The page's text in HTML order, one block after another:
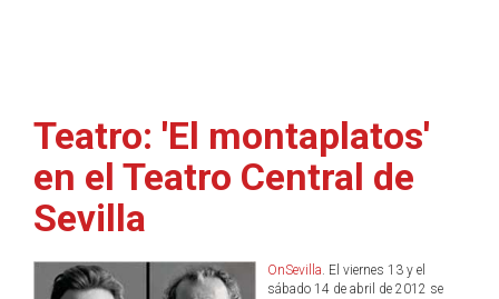
Teatro: 'El montaplatos'
en el Teatro Central de
Sevilla
OnSevilla. El viernes 13 y el
sábado 14 de abril de 2012 se